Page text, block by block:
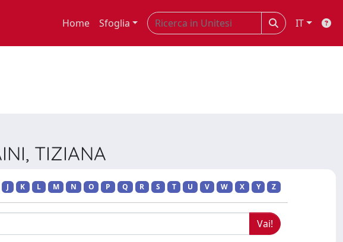
Home Sfoglia IT
TIZIANA
J K L M N O P Q R S T U V W X Y Z